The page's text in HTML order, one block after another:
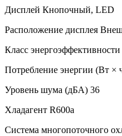
Дисплей Кнопочный, LED
Расположение дисплея
Класс
Потребление энергии (Вт ×
Уровень шума (дБА) 36
Хладагент R600a
Система многопоточного